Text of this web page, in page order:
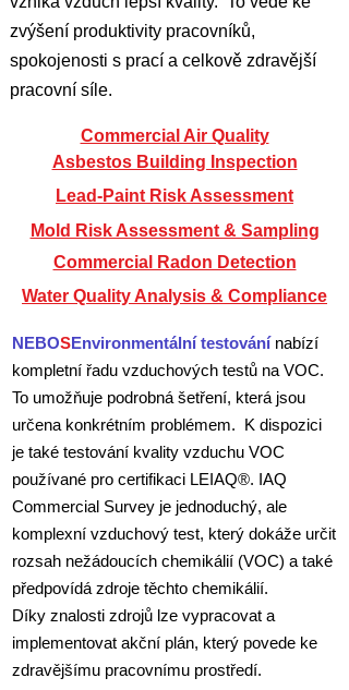
zvýšení produktivity pracovníků,
spokojenosti s prací a celkově zdravější
pracovní síle.
Commercial Air Quality
Asbestos Building Inspection
Lead-Paint Risk Assessment
Mold Risk Assessment & Sampling
Commercial Radon Detection
Water Quality Analysis & Compliance
NEBOSEnvironmentální testovánínabízí
kompletní řadu vzduchových testů na VOC.
To umožňuje podrobná šetření, která jsou
určena konkrétním problémem. K dispozici
je také testování kvality vzduchu VOC
používané pro certifikaci LEIAQ®. IAQ
Commercial Survey je jednoduchý, ale
komplexní vzduchový test, který dokáže určit
rozsah nežádoucích chemikálií (VOC) a také
předpovídá zdroje těchto chemikálií.
Díky znalosti zdrojů lze vypracovat a
implementovat akční plán, který povede ke
zdravějšímu pracovnímu prostředí.